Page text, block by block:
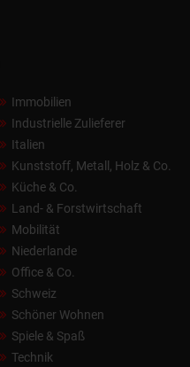
Immobilien
Industrielle Zulieferer
Italien
Kunststoff, Metall, Holz & Co.
Küche & Co.
Land- & Forstwirtschaft
Mobilität
Niederlande
Office & Co.
Schweiz
Schöner Wohnen
Spiele & Spaß
Technik